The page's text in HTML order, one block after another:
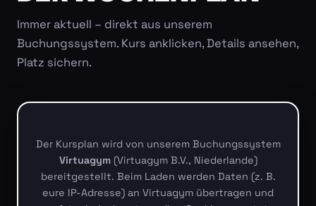
Immer aktuell – direkt aus unserem
Buchungssystem. Kurs anklicken, Details ansehen,
Platz sichern.
Der Kursplan wird von unserem Buchungssystem
Virtuagym(Virtuagym B.V., Niederlande)
bereitgestellt. Beim Laden werden Daten (z. B.
eure IP-Adresse) an Virtuagym übertragen und